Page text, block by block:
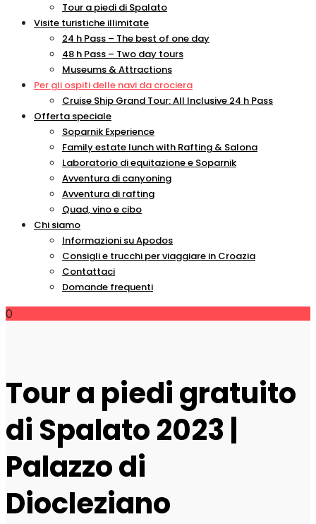
Tour a piedi di Spalato
Visite turistiche illimitate
24 h Pass – The best of one day
48 h Pass – Two day tours
Museums & Attractions
Per gli ospiti delle navi da crociera
Cruise Ship Grand Tour: All Inclusive 24 h Pass
Offerta speciale
Soparnik Experience
Family estate lunch with Rafting & Salona
Laboratorio di equitazione e Soparnik
Avventura di canyoning
Avventura di rafting
Quad, vino e cibo
Chi siamo
Informazioni su Apodos
Consigli e trucchi per viaggiare in Croazia
Contattaci
Domande frequenti
0
Tour a piedi gratuito
di Spalato 2023 |
Palazzo di
Diocleziano